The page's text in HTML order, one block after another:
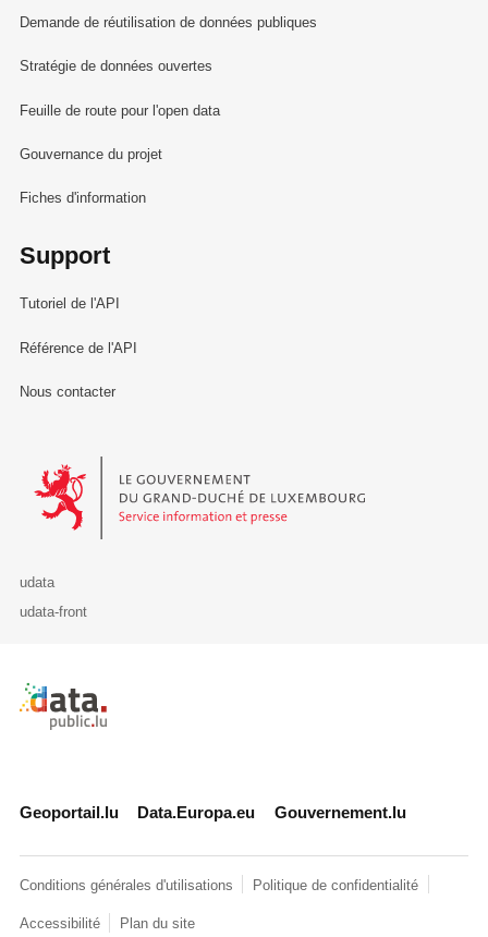
Demande de réutilisation de données publiques
Stratégie de données ouvertes
Feuille de route pour l'open data
Gouvernance du projet
Fiches d'information
Support
Tutoriel de l'API
Référence de l'API
Nous contacter
Le Gouvernement du Grand-Duché de Luxembourg - Service
udata
udata-front
Retour à l'accueil de data.public.lu
Geoportail.lu Data.Europa.eu Gouvernement.lu
Conditions générales d'utilisations Politique de confidentialité
Accessibilité Plan du site